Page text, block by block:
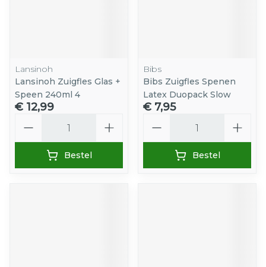
Lansinoh
Lansinoh Zuigfles Glas +
Speen 240ml 4
€ 12,99
Bestel
Bibs
Bibs Zuigfles Spenen
Latex Duopack Slow
€ 7,95
Bestel